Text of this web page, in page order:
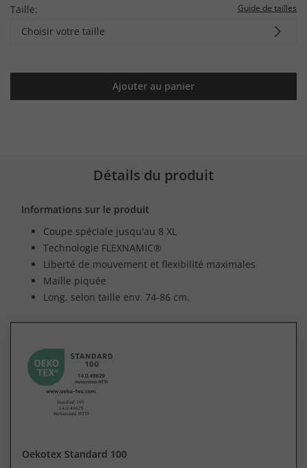
Taille: Guide de tailles
Choisir votre taille
Ajouter au panier
Détails du produit
Informations sur le produit
Coupe spéciale jusqu'au 8 XL
Technologie FLEXNAMIC®
Liberté de mouvement et flexibilité maximales
Maille piquée
Long. selon taille env. 74-86 cm.
Oekotex Standard 100